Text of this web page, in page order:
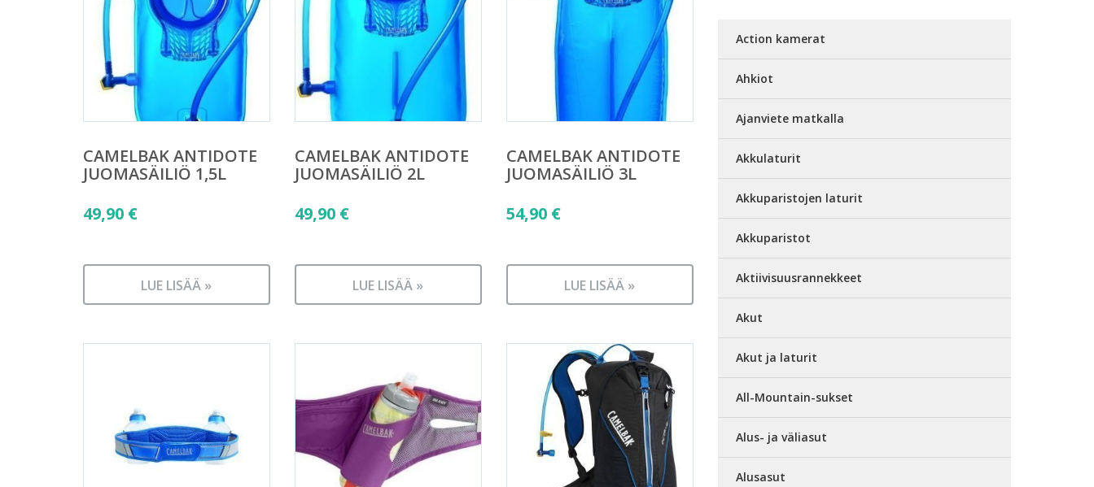
CAMELBAK ANTIDOTE
JUOMASÄILIÖ 1,5L
49,90 €
LUE LISÄÄ »
CAMELBAK ANTIDOTE
JUOMASÄILIÖ 2L
49,90 €
LUE LISÄÄ »
CAMELBAK ANTIDOTE
JUOMASÄILIÖ 3L
54,90 €
LUE LISÄÄ »
Action kamerat
Ahkiot
Ajanviete matkalla
Akkulaturit
Akkuparistojen laturit
Akkuparistot
Aktiivisuusrannekkeet
Akut
Akut ja laturit
All-Mountain-sukset
Alus- ja väliasut
Alusasut